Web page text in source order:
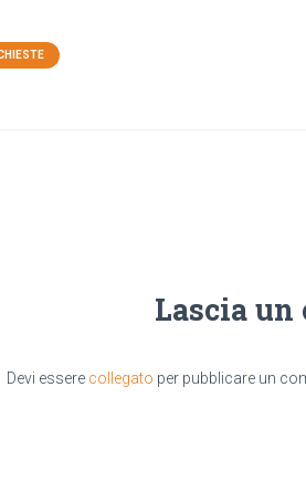
Lascia un
Devi essere collegato per pubblicare un